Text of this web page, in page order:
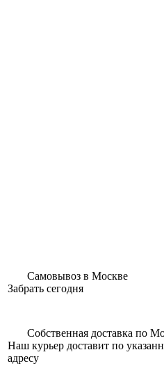
Самовывоз в Москве
Забрать сегодня
Собственная доставка по
Наш курьер доставит по
адресу